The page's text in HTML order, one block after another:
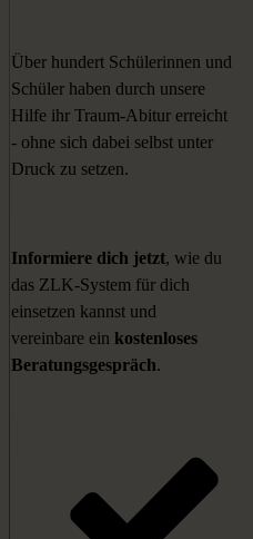
Über hundert Schülerinnen und
Schüler haben durch unsere
Hilfe ihr Traum-Abitur erreicht
- ohne sich dabei selbst unter
Druck zu setzen.
Informiere dich jetzt, wie du
das ZLK-System für dich
einsetzen kannst und
vereinbare ein kostenloses
Beratungsgespräch.